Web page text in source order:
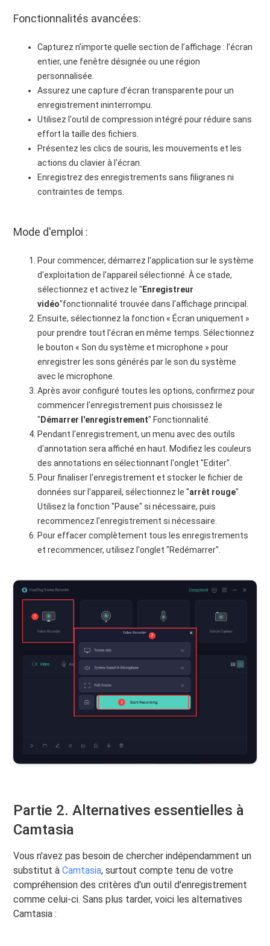
Fonctionnalités avancées:
Capturez n’importe quelle section de l’affichage : l’écran
entier, une fenêtre désignée ou une région
personnalisée.
Assurez une capture d’écran transparente pour un
enregistrement ininterrompu.
Utilisez l'outil de compression intégré pour réduire sans
effort la taille des fichiers.
Présentez les clics de souris, les mouvements et les
actions du clavier à l'écran.
Enregistrez des enregistrements sans filigranes ni
contraintes de temps.
Mode d'emploi :
Pour commencer, démarrez l'application sur le système
d'exploitation de l'appareil sélectionné. À ce stade,
sélectionnez et activez le " Enregistreur
vidéo"fonctionnalité trouvée dans l'affichage principal.
Ensuite, sélectionnez la fonction « Écran uniquement »
pour prendre tout l'écran en même temps. Sélectionnez
le bouton « Son du système et microphone » pour
enregistrer les sons générés par le son du système
avec le microphone.
Après avoir configuré toutes les options, confirmez pour
commencer l'enregistrement puis choisissez le
" Démarrer l'enregistrement" Fonctionnalité.
Pendant l'enregistrement, un menu avec des outils
d'annotation sera affiché en haut. Modifiez les couleurs
des annotations en sélectionnant l'onglet "Editer".
Pour finaliser l'enregistrement et stocker le fichier de
données sur l'appareil, sélectionnez le "arrêt rouge".
Utilisez la fonction "Pause" si nécessaire, puis
recommencez l'enregistrement si nécessaire.
Pour effacer complètement tous les enregistrements
et recommencer, utilisez l'onglet "Redémarrer".
Partie 2. Alternatives essentielles à
Camtasia
Vous n'avez pas besoin de chercher indépendamment un
substitut àCamtasia, surtout compte tenu de votre
compréhension des critères d'un outil d'enregistrement
comme celui-ci. Sans plus tarder, voici les alternatives
Camtasia :